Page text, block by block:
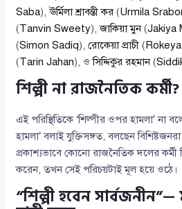
Saba),ঊর্মিলা শ্রাবন্তী কর (Urmila
(Tanvin Sweety),জাকিয়া মুন(Jakiya
(Simon Sadiq),রোকেয়া প্রাচী (
(Tarin Jahan), ওসিদ্দিকুর রহমান(
শিল্পী না রাজনৈতিক কর্মী?
এই পরিস্থিতিকে ‘শিল্পীর ওপর হামলা’ না
হামলা’ বলাই যুক্তিসঙ্গত, বলছেন
প্রকাশ্যভাবে কোনো রাজনৈতিক দলের কর্মী
করেন, তখন সেই পরিচয়টাই মূল হয়ে ওঠে।
“শিল্পী হবেন